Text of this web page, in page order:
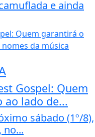
e ainda
Gospel: Quem
ao lado de...
sábado (1º/8),
no...